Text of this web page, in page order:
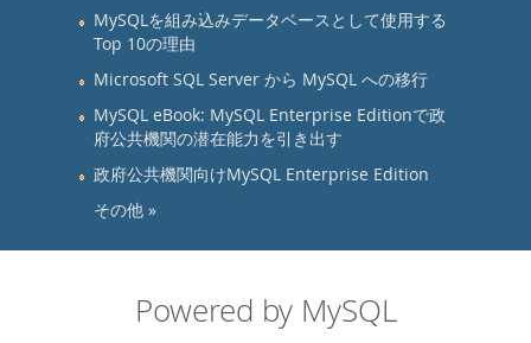
MySQLを組み込みデータベースとして使用する
Top 10の理由
Microsoft SQL Server から MySQL への移行
MySQL eBook: MySQL Enterprise Editionで政
府公共機関の潜在能力を引き出す
政府公共機関向けMySQL Enterprise Edition
その他 »
Powered by MySQL